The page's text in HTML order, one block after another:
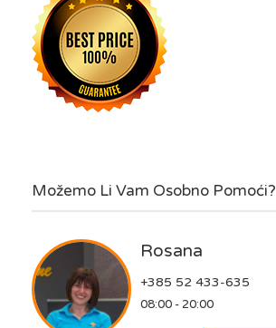
Možemo Li Vam Osobno Pomoći?
Rosana
+385 52 433-635
08:00 - 20:00